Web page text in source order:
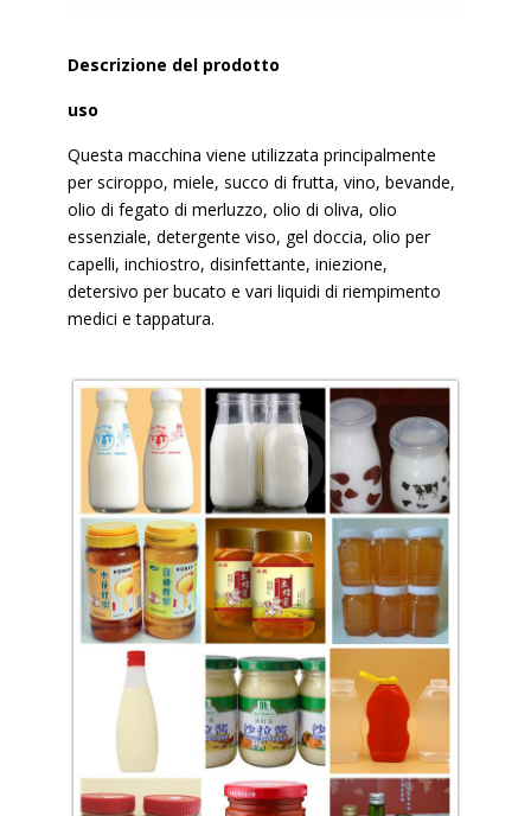
Descrizione del prodotto
uso
Questa macchina viene utilizzata principalmente
per sciroppo, miele, succo di frutta, vino, bevande,
olio di fegato di merluzzo, olio di oliva, olio
essenziale, detergente viso, gel doccia, olio per
capelli, inchiostro, disinfettante, iniezione,
detersivo per bucato e vari liquidi di riempimento
medici e tappatura.